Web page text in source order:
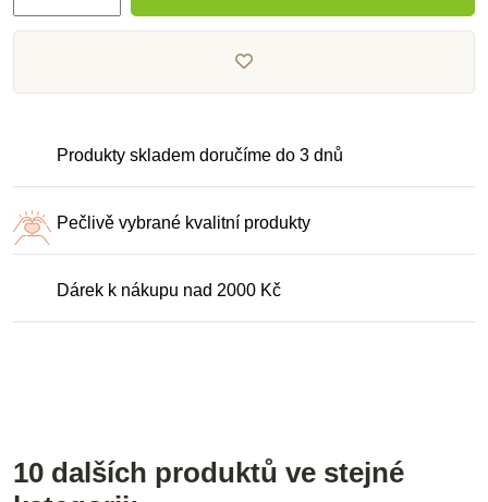
Produkty skladem doručíme do 3 dnů
Pečlivě vybrané kvalitní produkty
Dárek k nákupu nad 2000 Kč
10 dalších produktů ve stejné